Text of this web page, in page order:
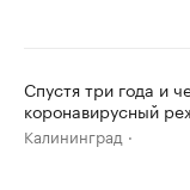
Спустя три года и
коронавирусный
Калининград